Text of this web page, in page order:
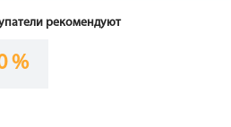
рекомендуют
%